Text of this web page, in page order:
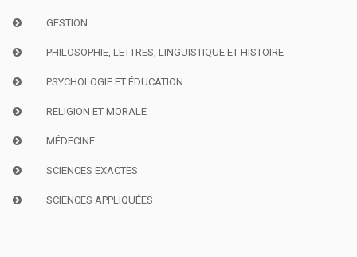
GESTION
PHILOSOPHIE, LETTRES, LINGUISTIQUE ET HISTOIRE
PSYCHOLOGIE ET ÉDUCATION
RELIGION ET MORALE
MÉDECINE
SCIENCES EXACTES
SCIENCES APPLIQUÉES